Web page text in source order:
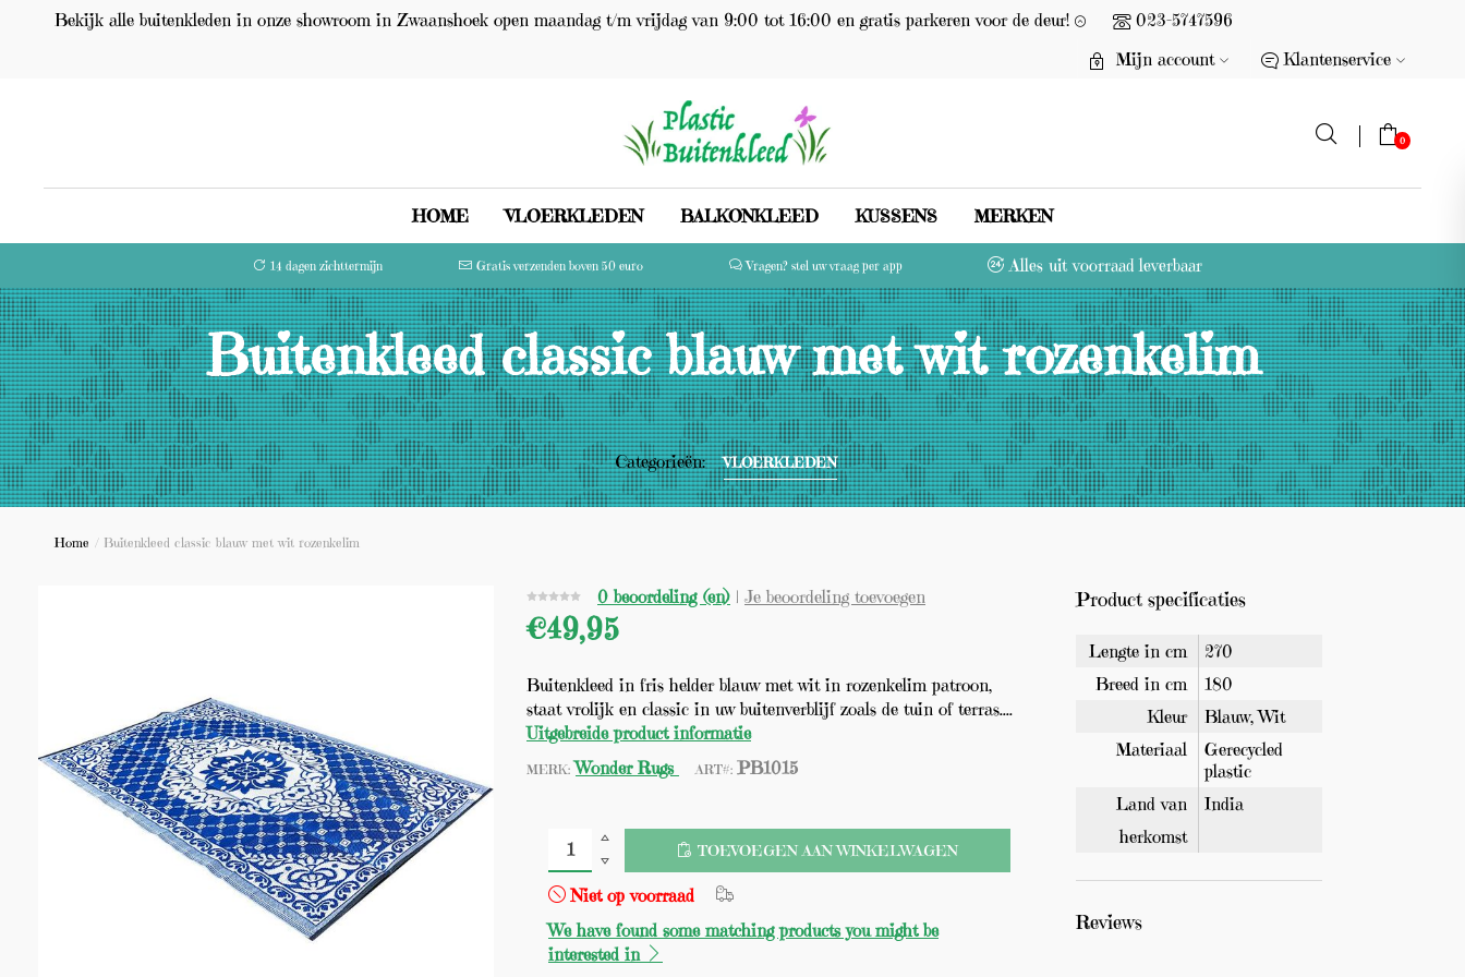
Bekijk alle buitenkleden in onze showroom in Zwaanshoek open maandag t/m vrijdag van 9:00 tot 16:00 en gratis parkeren voor de deur!
023-5747596
Mijn account
Klantenservice
0
HOME VLOERKLEDEN BALKONKLEED KUSSENS MERKEN
14 dagen zichttermijn Gratis verzenden boven 50 euro Vragen? stel uw vraag per app Alles uit voorraad leverbaar
Buitenkleed classic blauw met wit rozenkelim
Categorieën: VLOERKLEDEN
Home / Buitenkleed classic blauw met wit rozenkelim
0 beoordeling (en) | Je beoordeling toevoegen
€49,95
Buitenkleed in fris helder blauw met wit in rozenkelim patroon,
staat vrolijk en classic in uw buitenverblijf zoals de tuin of terras....
Uitgebreide product informatie
MERK: Wonder Rugs ART#: PB1015
TOEVOEGEN AAN WINKELWAGEN
Niet op voorraad
We have found some matching products you might be
interested in
Product specificaties
Lengte in cm
270
Breed in cm
180
Kleur
Blauw, Wit
Materiaal
Gerecycled
plastic
Land van
herkomst
India
Reviews
G
e
n
p
r
o
d
u
(0)